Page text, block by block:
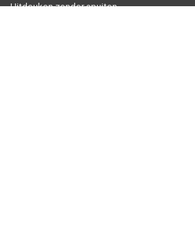
Uitdeuken zonder spuiten